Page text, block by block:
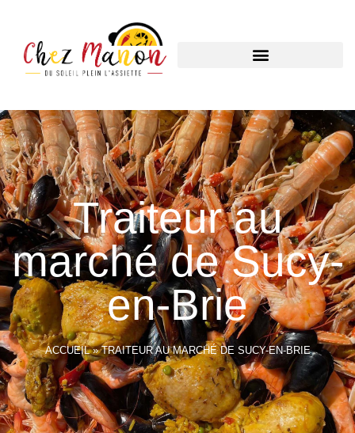
Traiteur au
marché de Sucy-
en-Brie
ACCUEIL»TRAITEUR AU MARCHÉ DE SUCY-EN-BRIE